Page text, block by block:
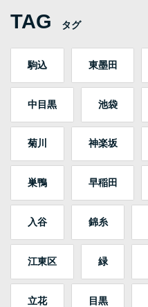
TAG タグ
駒込 東墨田
中目黒 池袋
菊川 神楽坂
巣鴨 早稲田
入谷 錦糸
江東区 緑
立花 目黒